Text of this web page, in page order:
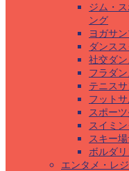
ジム・
ング
ヨガサ
ダンス
社交ダ
フラダ
テニス
フット
スポー
スイミ
スキー
ボルダ
エンタメ・レ